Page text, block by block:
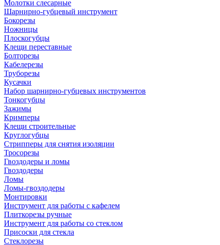
Молотки слесарные
Шарнирно-губцевый инструмент
Бокорезы
Ножницы
Плоскогубцы
Клещи переставные
Болторезы
Кабелерезы
Труборезы
Кусачки
Набор шарнирно-губцевых инструментов
Тонкогубцы
Зажимы
Кримперы
Клещи строительные
Круглогубцы
Стрипперы для снятия изоляции
Тросорезы
Гвоздодеры и ломы
Гвоздодеры
Ломы
Ломы-гвоздодеры
Монтировки
Инструмент для работы с кафелем
Плиткорезы ручные
Инструмент для работы со стеклом
Присоски для стекла
Стеклорезы